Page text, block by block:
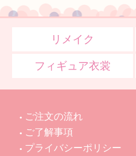
リメイク
フィギュア衣裳
ご注文の流れ
ご了解事項
プライバシーポリシー